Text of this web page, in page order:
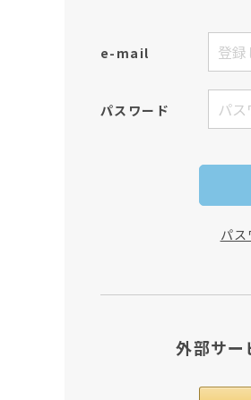
e-mail
パスワード
パ
外部サー